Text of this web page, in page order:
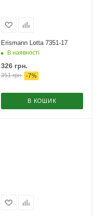
Erismann Lotta 7351-17
В наявності
326грн.
351грн. -7%
В КОШИК